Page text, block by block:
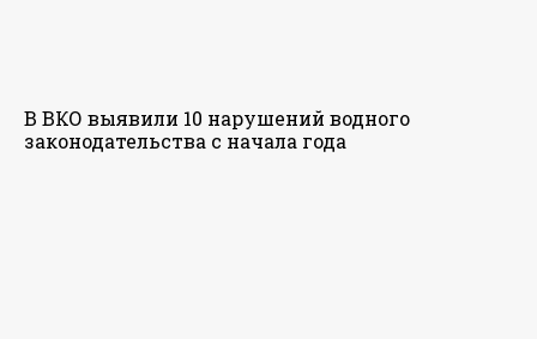
В ВКО выявили 10 нарушений водного
законодательства с начала года